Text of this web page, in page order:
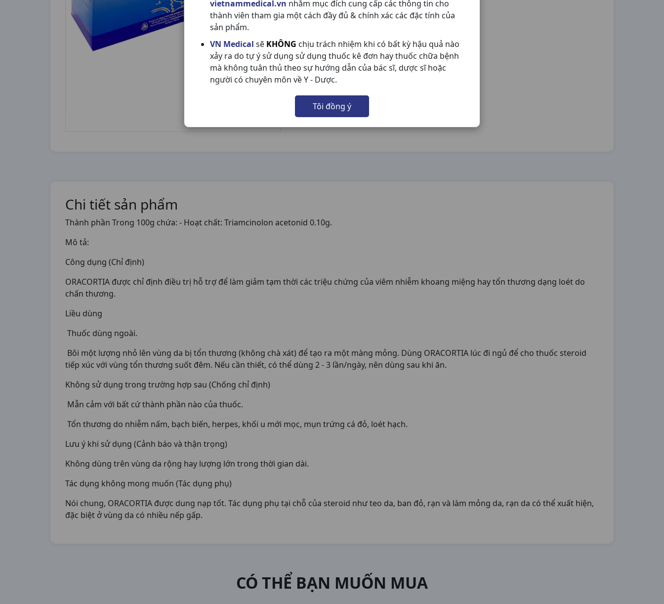
vietnammedical.vn nhằm mục đích cung cấp các thông tin cho
thành viên tham gia một cách đầy đủ & chính xác các đặc tính của
sản phẩm.
VN Medical sẽ KHÔNG chịu trách nhiệm khi có bất kỳ hậu quả nào
xảy ra do tự ý sử dụng sử dụng thuốc kê đơn hay thuốc chữa bệnh
mà không tuân thủ theo sự hướng dẫn của bác sĩ, dược sĩ hoặc
người có chuyên môn về Y - Dược.
Tôi đồng ý
Chi tiết sản phẩm
Thành phần Trong 100g chứa: - Hoạt chất: Triamcinolon acetonid 0.10g.
Mô tả:
Công dụng (Chỉ định)
ORACORTIA được chỉ định điều trị hỗ trợ để làm giảm tạm thời các triệu chứng của viêm nhiễm khoang miệng hay tổn thương dạng loét do
chấn thương.
Liều dùng
Thuốc dùng ngoài.
Bôi một lượng nhỏ lên vùng da bị tổn thương (không chà xát) để tạo ra một màng mỏng. Dùng ORACORTIA lúc đi ngủ để cho thuốc steroid
tiếp xúc với vùng tổn thương suốt đêm. Nếu cần thiết, có thể dùng 2 - 3 lần/ngày, nên dùng sau khi ăn.
Không sử dụng trong trường hợp sau (Chống chỉ định)
Mẫn cảm với bất cứ thành phần nào của thuốc.
Tổn thương do nhiễm nấm, bạch biến, herpes, khối u mới mọc, mụn trứng cá đỏ, loét hạch.
Lưu ý khi sử dụng (Cảnh báo và thận trọng)
Không dùng trên vùng da rộng hay lượng lớn trong thời gian dài.
Tác dụng không mong muốn (Tác dụng phụ)
Nói chung, ORACORTIA được dung nạp tốt. Tác dụng phụ tại chỗ của steroid như teo da, ban đỏ, rạn và làm mỏng da, rạn da có thể xuất hiện,
đặc biệt ở vùng da có nhiều nếp gấp.
CÓ THỂ BẠN MUỐN MUA